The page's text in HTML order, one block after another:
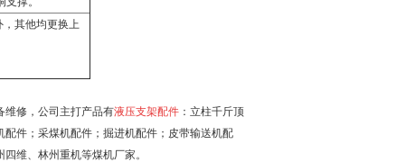
，其他均更换上
修，公司主打产品有液压支架配件 ：立柱千斤顶
件；采煤机配件；掘进机配件；皮带输送机配
维、林州重机等煤机厂家。